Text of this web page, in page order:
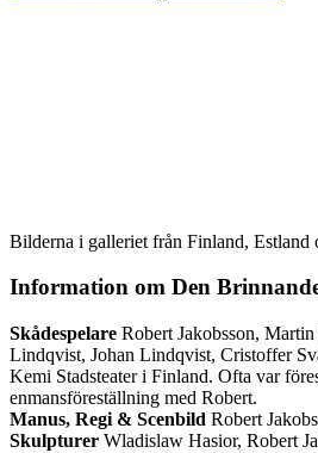
Bilderna i galleriet från Finland, Estland
Information om Den
Skådespelare Robert Jakobsson,
Lindqvist, Johan Lindqvist, Cristoffer
Kemi Stadsteater i Finland. Ofta var
enmansföreställning med Robert.
Manus, Regi & Scenbild Robert
Skulpturer Wladislaw Hasior, Robert